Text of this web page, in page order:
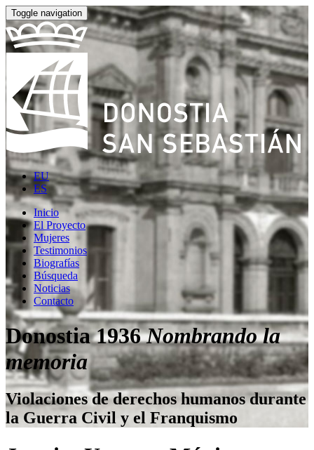
Toggle navigation
EU
ES
Inicio
El Proyecto
Mujeres
Testimonios
Biografías
Búsqueda
Noticias
Contacto
Donostia 1936Nombrando la
memoria
Violaciones de derechos humanos durante
la Guerra Civil y el Franquismo